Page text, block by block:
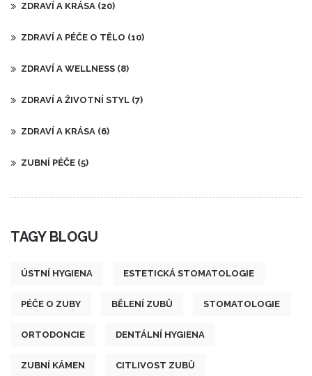
ZDRAVÍ A KRÁSA (20)
ZDRAVÍ A PÉČE O TĚLO (10)
ZDRAVÍ A WELLNESS (8)
ZDRAVÍ A ŽIVOTNÍ STYL (7)
ZDRAVÍ A KRÁSA (6)
ZUBNÍ PÉČE (5)
TAGY BLOGU
ÚSTNÍ HYGIENA ESTETICKÁ STOMATOLOGIE
PÉČE O ZUBY BĚLENÍ ZUBŮ STOMATOLOGIE
ORTODONCIE DENTÁLNÍ HYGIENA
ZUBNÍ KÁMEN CITLIVOST ZUBŮ